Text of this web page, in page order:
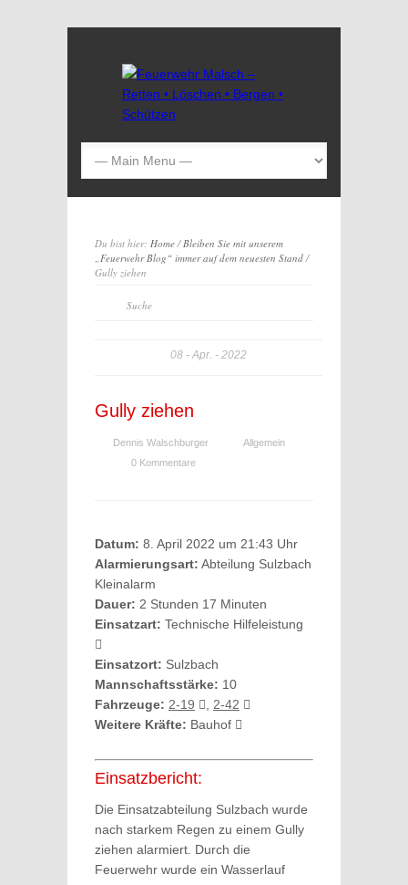
Du bist hier: Home/Bleiben Sie mit unserem
„Feuerwehr Blog“ immer auf dem neuesten Stand/
Gully ziehen
08 Apr. 2022
Gully ziehen
Dennis Walschburger
Allgemein
0 Kommentare
Datum: 8. April 2022 um 21:43 Uhr
Alarmierungsart: Abteilung Sulzbach
Kleinalarm
Dauer: 2 Stunden 17 Minuten
Einsatzart: Technische Hilfeleistung
Einsatzort: Sulzbach
Mannschaftsstärke: 10
Fahrzeuge: 2-19
2-42
Weitere Kräfte: Bauhof
Einsatzbericht:
Die Einsatzabteilung Sulzbach wurde
nach starkem Regen zu einem Gully
ziehen alarmiert. Durch die
Feuerwehr wurde ein Wasserlauf